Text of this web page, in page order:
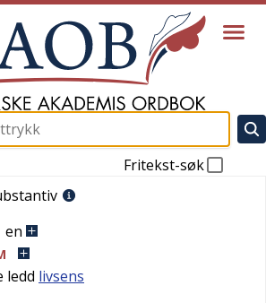
Fritekst-søk
en
ledd livsens